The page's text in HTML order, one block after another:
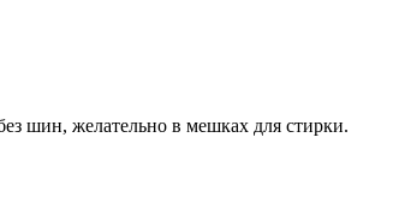
шин, желательно в мешках для стирки.